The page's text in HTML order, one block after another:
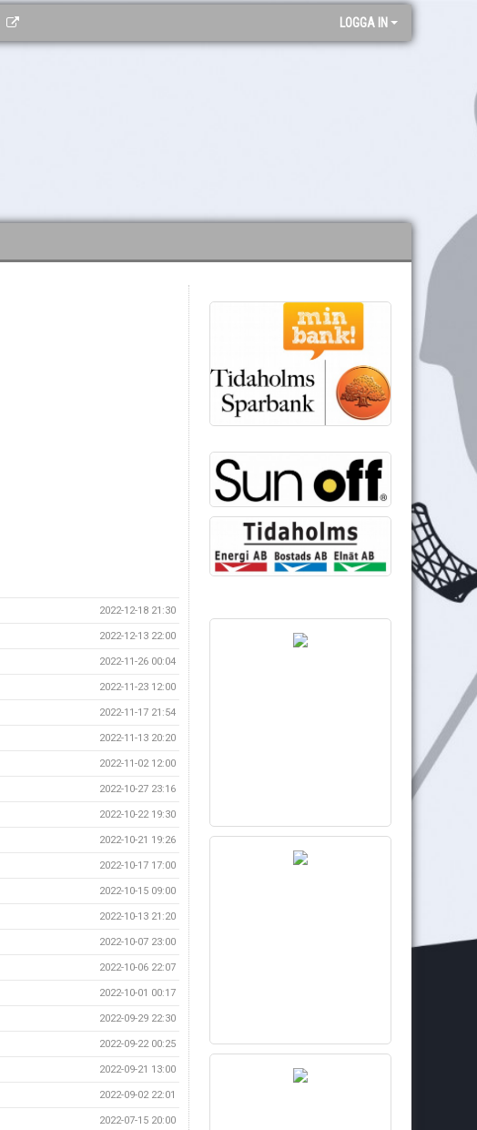
LOGGA IN
2022-12-18 21:30
2022-12-13 22:00
2022-11-26 00:04
2022-11-23 12:00
2022-11-17 21:54
2022-11-13 20:20
2022-11-02 12:00
2022-10-27 23:16
2022-10-22 19:30
2022-10-21 19:26
2022-10-17 17:00
2022-10-15 09:00
2022-10-13 21:20
2022-10-07 23:00
2022-10-06 22:07
2022-10-01 00:17
2022-09-29 22:30
2022-09-22 00:25
2022-09-21 13:00
2022-09-02 22:01
2022-07-15 20:00